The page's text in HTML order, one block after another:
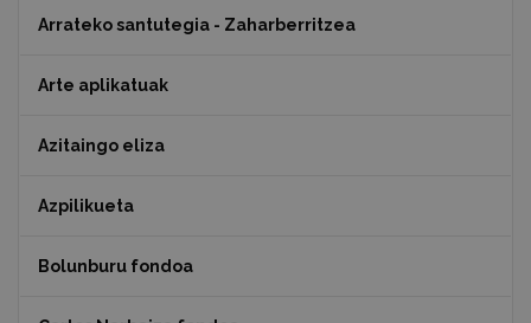
Arrateko santutegia - Zaharberritzea
Arte aplikatuak
Azitaingo eliza
Azpilikueta
Bolunburu fondoa